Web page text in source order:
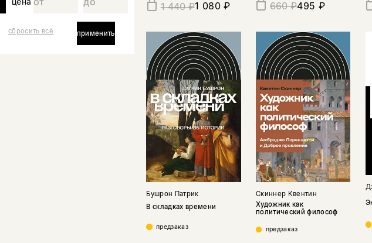
сбросить всё применить
1 440 ₽1 080 ₽ 660 ₽495 ₽
Бушрон Патрик
В складках времени
предзаказ
Скиннер Квентин
Художник как
политический философ
предзаказ